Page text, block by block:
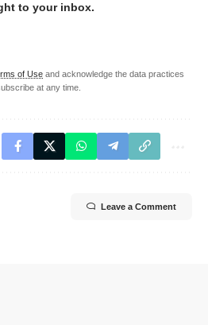
to your inbox.
of Use and acknowledge the data practices
at any time.
Leave a Comment